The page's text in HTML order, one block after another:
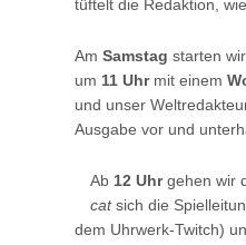
tüftelt die Redaktion,
AmSamstag starten
um 11 Uhrmit einem
und unser
Ausgabe vor und
Ab 12 Uhrgehen wir
catsich die
dem Uhrwerk-Twitch)